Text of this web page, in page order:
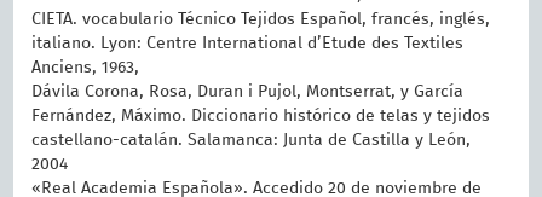
CIETA. vocabulario Técnico Tejidos Español, francés, inglés,
italiano. Lyon: Centre International d’Etude des Textiles
Anciens, 1963,
Dávila Corona, Rosa, Duran i Pujol, Montserrat, y García
Fernández, Máximo. Diccionario histórico de telas y tejidos
castellano-catalán. Salamanca: Junta de Castilla y León,
2004
«Real Academia Española». Accedido 20 de noviembre de